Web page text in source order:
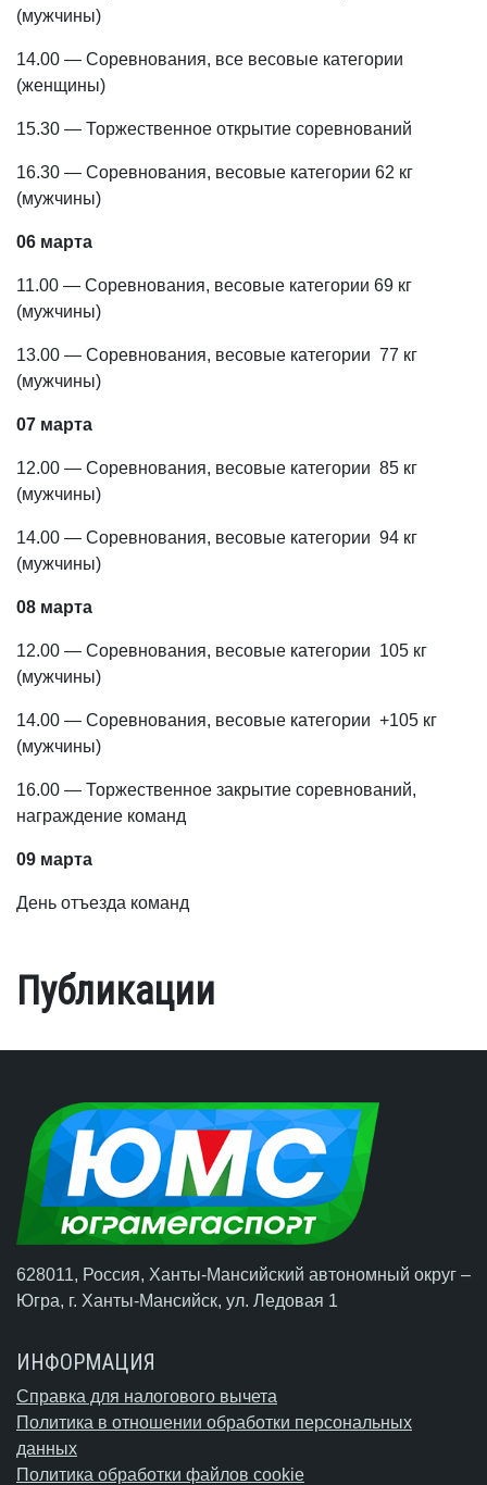
(мужчины)
14.00 — Соревнования, все весовые категории
(женщины)
15.30 — Торжественное открытие соревнований
16.30 — Соревнования, весовые категории 62 кг
(мужчины)
06 марта
11.00 — Соревнования, весовые категории 69 кг
(мужчины)
13.00 — Соревнования, весовые категории 77 кг
(мужчины)
07 марта
12.00 — Соревнования, весовые категории 85 кг
(мужчины)
14.00 — Соревнования, весовые категории 94 кг
(мужчины)
08 марта
12.00 — Соревнования, весовые категории 105 кг
(мужчины)
14.00 — Соревнования, весовые категории +105 кг
(мужчины)
16.00 — Торжественное закрытие соревнований,
награждение команд
09 марта
День отъезда команд
Публикации
628011, Россия, Ханты-Мансийский автономный округ –
Югра, г. Ханты-Мансийск, ул. Ледовая 1
ИНФОРМАЦИЯ
Справка для налогового вычета
Политика в отношении обработки персональных
данных
Политика обработки файлов cookie